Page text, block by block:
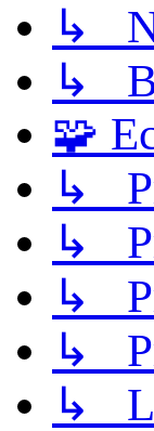
↳
↳
🧩
↳
↳
↳
↳
↳